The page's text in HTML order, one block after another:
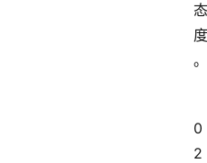
态
度
。
0
2